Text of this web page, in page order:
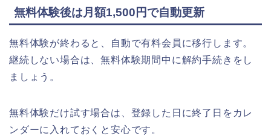
無料体験後は月額1,500円で自動更新
無料体験が終わると、自動で有料会員に移行します。
継続しない場合は、無料体験期間中に解約手続きをし
ましょう。
無料体験だけ試す場合は、登録した日に終了日をカレ
ンダーに入れておくと安心です。